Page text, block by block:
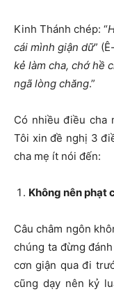
Kinh Thánh chép: “
cái mình giận dữ”
kẻ làm cha, chớ hề
ngã lòng chăng.”
Có nhiều điều cha
Tôi xin đề nghị 3
cha mẹ ít nói đến:
Không nên phạt
Câu châm ngôn
chúng ta đừng
cơn giận qua đi
cũng dạy nên kỷ